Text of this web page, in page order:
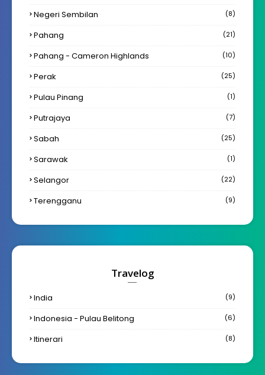
Negeri Sembilan (8)
Pahang (21)
Pahang - Cameron Highlands (10)
Perak (25)
Pulau Pinang (1)
Putrajaya (7)
Sabah (25)
Sarawak (1)
Selangor (22)
Terengganu (9)
Travelog
India (9)
Indonesia - Pulau Belitong (6)
Itinerari (8)